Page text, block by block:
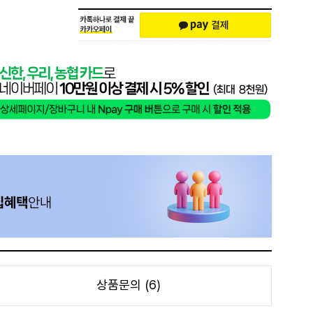
상품문의 (6)